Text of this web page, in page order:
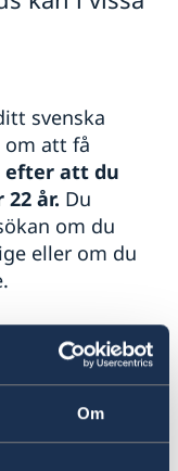
Om
svenska
om att få
efter att du
år. Du
om du
eller om du
statslös.
när du